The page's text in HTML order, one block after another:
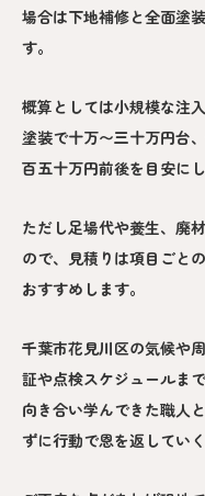
場合は下地補修と全面塗
す。
概算としては小規模な注
塗装で十万〜三十万円台
百五十万円前後を目安に
ただし足場代や養生、廃
ので、見積りは項目ごと
おすすめします。
千葉市花見川区の気候や
証や点検スケジュールま
向き合い学んできた職人
ずに行動で恩を返していく